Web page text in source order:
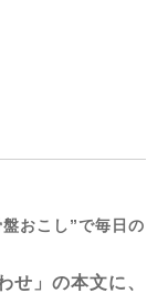
おこし”で毎日の
せ」 の本文に、